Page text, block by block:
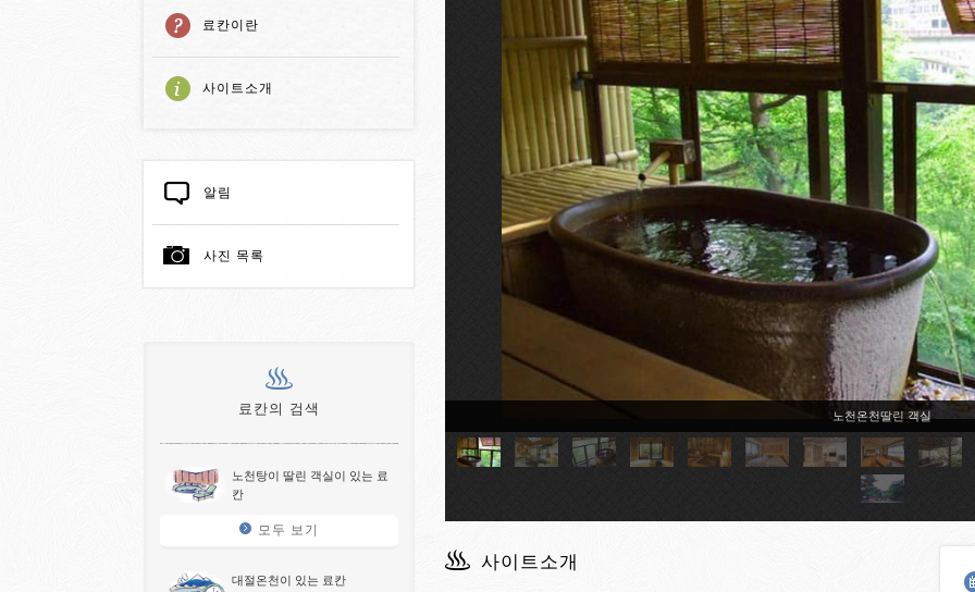
료칸이란
사이트소개
알림
사진 목록
료칸의 검색
노천탕이 딸린 객실이 있는 료
칸
모두 보기
대절온천이 있는 료칸
노천온천딸린 객실
사이트소개